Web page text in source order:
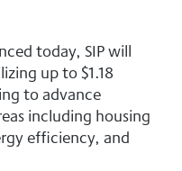
today, SIP will
up to $1.18
to advance
including housing
efficiency, and